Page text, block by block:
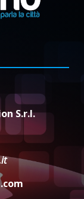
studenti
di
in
“Profonda
dal
S.r.l.